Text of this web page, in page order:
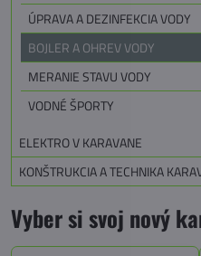
ÚPRAVA A DEZINFEKCIA VODY
BOJLER A OHREV VODY
MERANIE STAVU VODY
VODNÉ ŠPORTY
ELEKTRO V KARAVANE
KONŠTRUKCIA A TECHNIKA
Vyber si svoj nový